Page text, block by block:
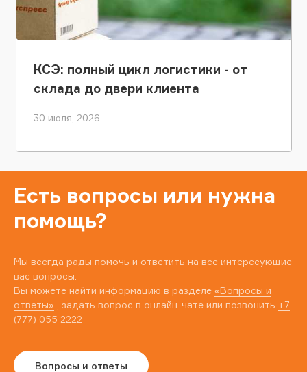
КСЭ: полный цикл логистики - от
склада до двери клиента
30 июля, 2026
Есть вопросы или нужна
помощь?
Мы всегда рады помочь и ответить на все интересующие
вас вопросы.
Вы можете найти информацию в разделе «Вопросы и
ответы» , задать вопрос в онлайн-чате или позвонить +7
(777) 055 2222
Вопросы и ответы